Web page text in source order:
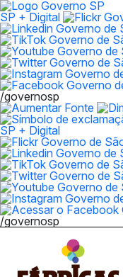
SP + Digital
/governosp
SP + Digital
/governosp